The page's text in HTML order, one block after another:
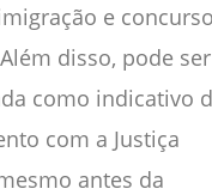
e
disso, pode ser
como indicativo
com a Justiça
antes da